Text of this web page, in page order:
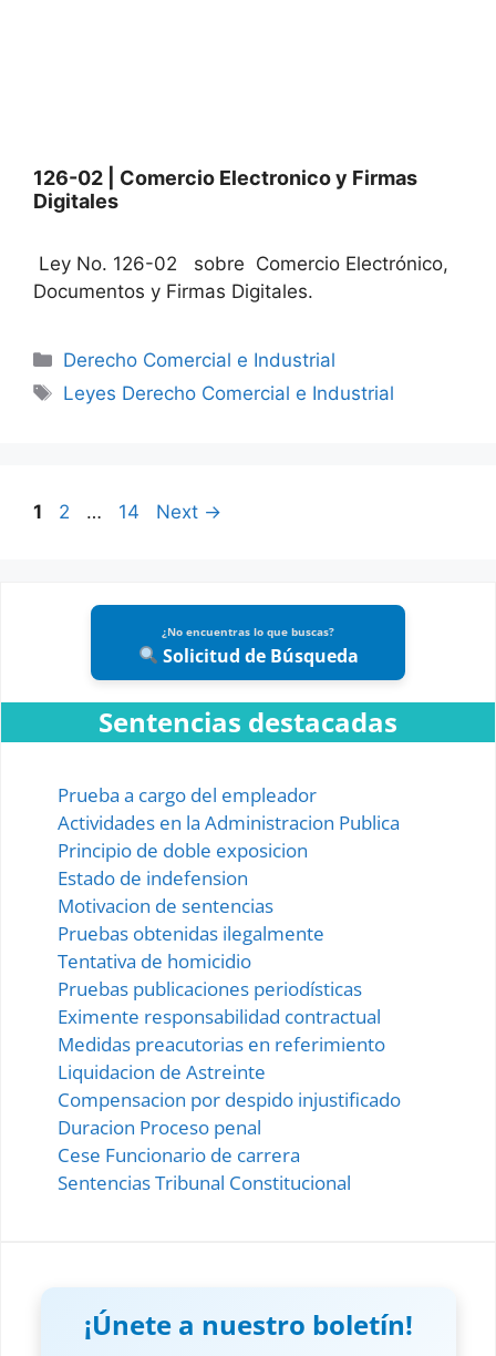
126-02 | Comercio Electronico y Firmas
Digitales
Ley No. 126-02 sobre Comercio Electrónico,
Documentos y Firmas Digitales.
Categories
Derecho Comercial e Industrial
Tags
Leyes Derecho Comercial e Industrial
Page
1 Page
2 … Page
14 Next →
¿No encuentras lo que buscas?
Solicitud de Búsqueda
Sentencias destacadas
Prueba a cargo del empleador
Actividades en la Administracion Publica
Principio de doble exposicion
Estado de indefension
Motivacion de sentencias
Pruebas obtenidas ilegalmente
Tentativa de homicidio
Pruebas publicaciones periodísticas
Eximente responsabilidad contractual
Medidas preacutorias en referimiento
Liquidacion de Astreinte
Compensacion por despido injustificado
Duracion Proceso penal
Cese Funcionario de carrera
Sentencias Tribunal Constitucional
¡Únete a nuestro boletín!